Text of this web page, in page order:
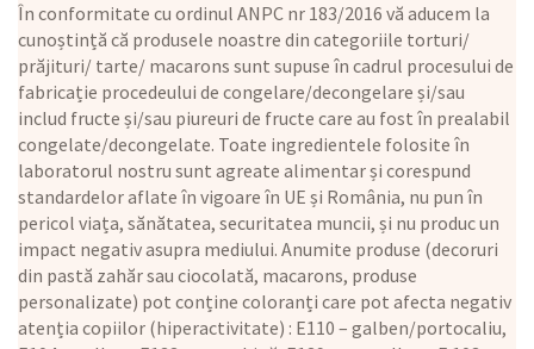
În conformitate cu ordinul ANPC nr 183/2016 vă aducem la
cunoștință că produsele noastre din categoriile torturi/
prăjituri/ tarte/ macarons sunt supuse în cadrul procesului de
fabricație procedeului de congelare/decongelare și/sau
includ fructe și/sau piureuri de fructe care au fost în prealabil
congelate/decongelate. Toate ingredientele folosite în
laboratorul nostru sunt agreate alimentar și corespund
standardelor aflate în vigoare în UE și România, nu pun în
pericol viața, sănătatea, securitatea muncii, și nu produc un
impact negativ asupra mediului. Anumite produse (decoruri
din pastă zahăr sau ciocolată, macarons, produse
personalizate) pot conține coloranți care pot afecta negativ
atenția copiilor (hiperactivitate) : E110 – galben/portocaliu,